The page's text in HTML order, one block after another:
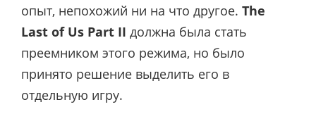
опыт, непохожий ни на что другое. The
Last of Us Part II должна была стать
преемником этого режима, но было
принято решение выделить его в
отдельную игру.